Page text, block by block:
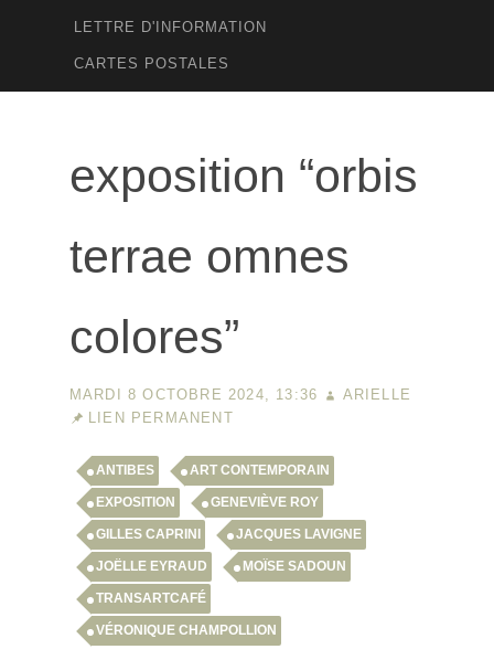
LETTRE D'INFORMATION
CARTES POSTALES
exposition “orbis
terrae omnes
colores”
MARDI 8 OCTOBRE 2024, 13:36
ARIELLE
LIEN PERMANENT
ANTIBES ART CONTEMPORAIN
EXPOSITION GENEVIÈVE ROY
GILLES CAPRINI JACQUES LAVIGNE
JOËLLE EYRAUD MOÏSE SADOUN
TRANSARTCAFÉ
VÉRONIQUE CHAMPOLLION